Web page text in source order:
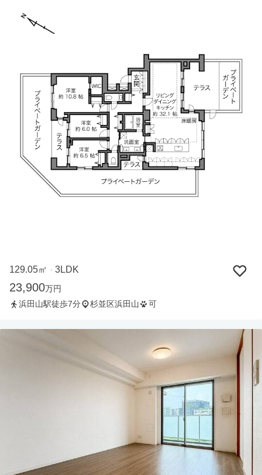
129.05㎡ ・ 3LDK
23,900万円
浜田山駅徒歩7分
杉並区浜田山 可